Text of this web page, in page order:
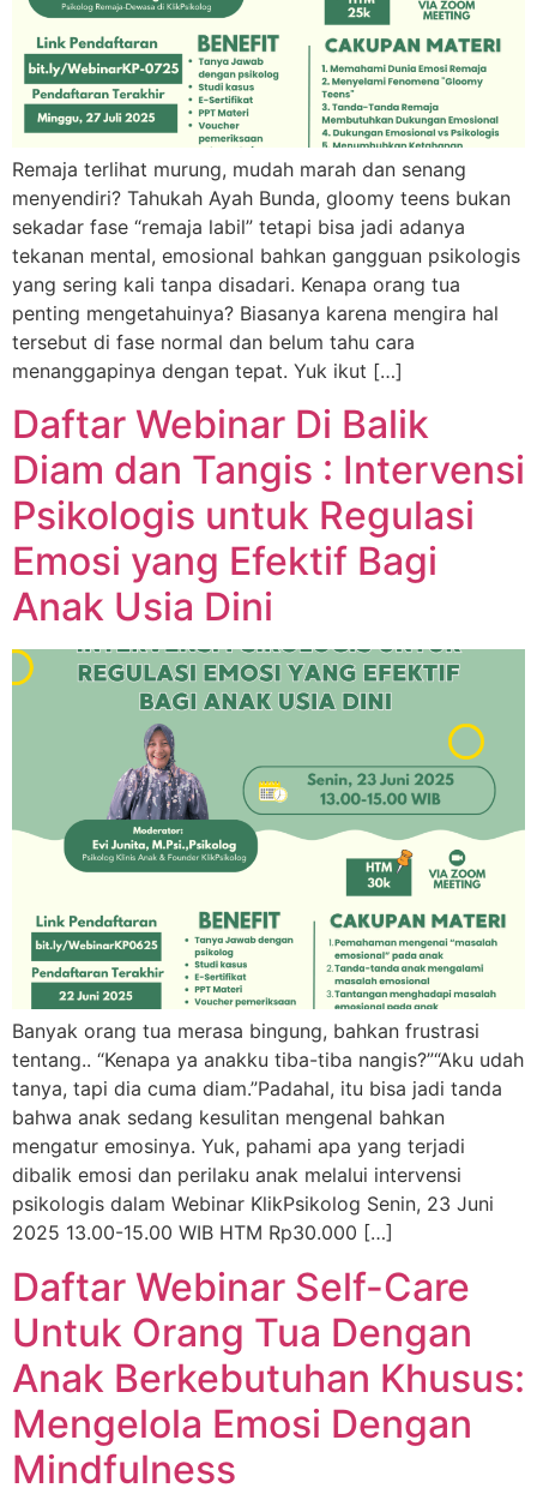
Remaja terlihat murung, mudah marah dan senang
menyendiri? Tahukah Ayah Bunda, gloomy teens bukan
sekadar fase “remaja labil” tetapi bisa jadi adanya
tekanan mental, emosional bahkan gangguan psikologis
yang sering kali tanpa disadari. Kenapa orang tua
penting mengetahuinya? Biasanya karena mengira hal
tersebut di fase normal dan belum tahu cara
menanggapinya dengan tepat. Yuk ikut […]
Daftar Webinar Di Balik
Diam dan Tangis : Intervensi
Psikologis untuk Regulasi
Emosi yang Efektif Bagi
Anak Usia Dini
Banyak orang tua merasa bingung, bahkan frustrasi
tentang.. “Kenapa ya anakku tiba-tiba nangis?”“Aku udah
tanya, tapi dia cuma diam.”Padahal, itu bisa jadi tanda
bahwa anak sedang kesulitan mengenal bahkan
mengatur emosinya. Yuk, pahami apa yang terjadi
dibalik emosi dan perilaku anak melalui intervensi
psikologis dalam Webinar KlikPsikolog Senin, 23 Juni
2025 13.00-15.00 WIB HTM Rp30.000 […]
Daftar Webinar Self-Care
Untuk Orang Tua Dengan
Anak Berkebutuhan Khusus:
Mengelola Emosi Dengan
Mindfulness